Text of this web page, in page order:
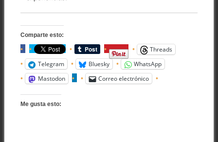
Comparte esto:
Threads
Telegram
Bluesky
WhatsApp
Mastodon
Correo electrónico
Me gusta esto: